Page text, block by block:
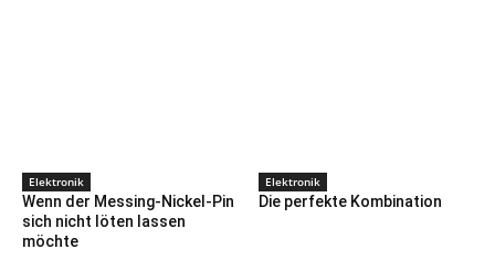
Elektronik
Wenn der Messing-Nickel-Pin
sich nicht löten lassen
möchte
Elektronik
Die perfekte Kombination